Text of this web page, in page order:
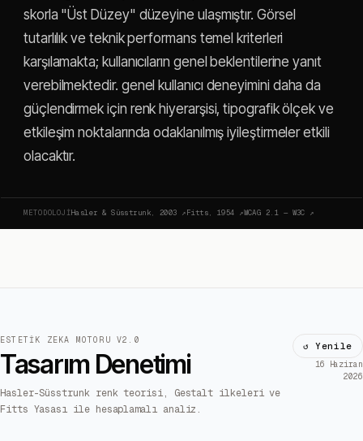
skorla "Üst Düzey" düzeyine ulaşmıştır. Görsel
tutarlılık ve teknik performans temel kriterleri
karşılamakta; kullanıcıların genel beklentilerine yanıt
verebilmektedir. genel kullanıcı deneyimini daha da
güçlendirmek için renk hiyerarşisi, tipografik ölçek ve
etkileşim noktalarında odaklanılmış iyileştirmeler etkili
olacaktır.
METODOLOJIHasler & Süsstrunk, 2003 ↗Fitts, 1954 ↗WCAG 2.1 — W3C ↗
ESTETIK ZEKA MOTORU V2.0
Tasarım Denetimi
Hasler-Süsstrunk renk teorisi, Gestalt ilkeleri ve
Fitts Yasası ile hesaplamalı analiz.
↺ Yenile
16 Haziran
2026